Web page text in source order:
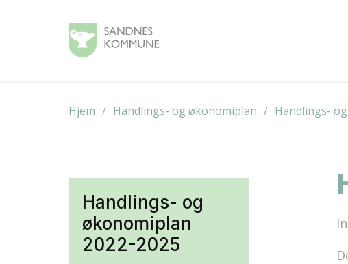
Hjem Handlings- og økonomiplan Handlings-
Handlings- og
økonomiplan
2022-2025